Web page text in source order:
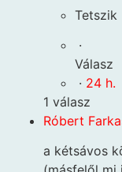
Tetszik
·
Válasz
· 24 h.
1 válasz
Róbert
a kétsávos